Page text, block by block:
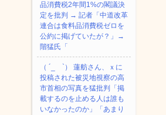
品消費税2年間1%の閣議決
定を批判 → 記者「中道改革
連合は食料品消費税ゼロを
公約に掲げていたが？」→
階猛氏「
（ ´_ゝ`） 蓮舫さん、ｘに
投稿された被災地視察の高
市首相の写真を猛批判「掲
載するのを止める人は誰も
いなかったのか」「あまり